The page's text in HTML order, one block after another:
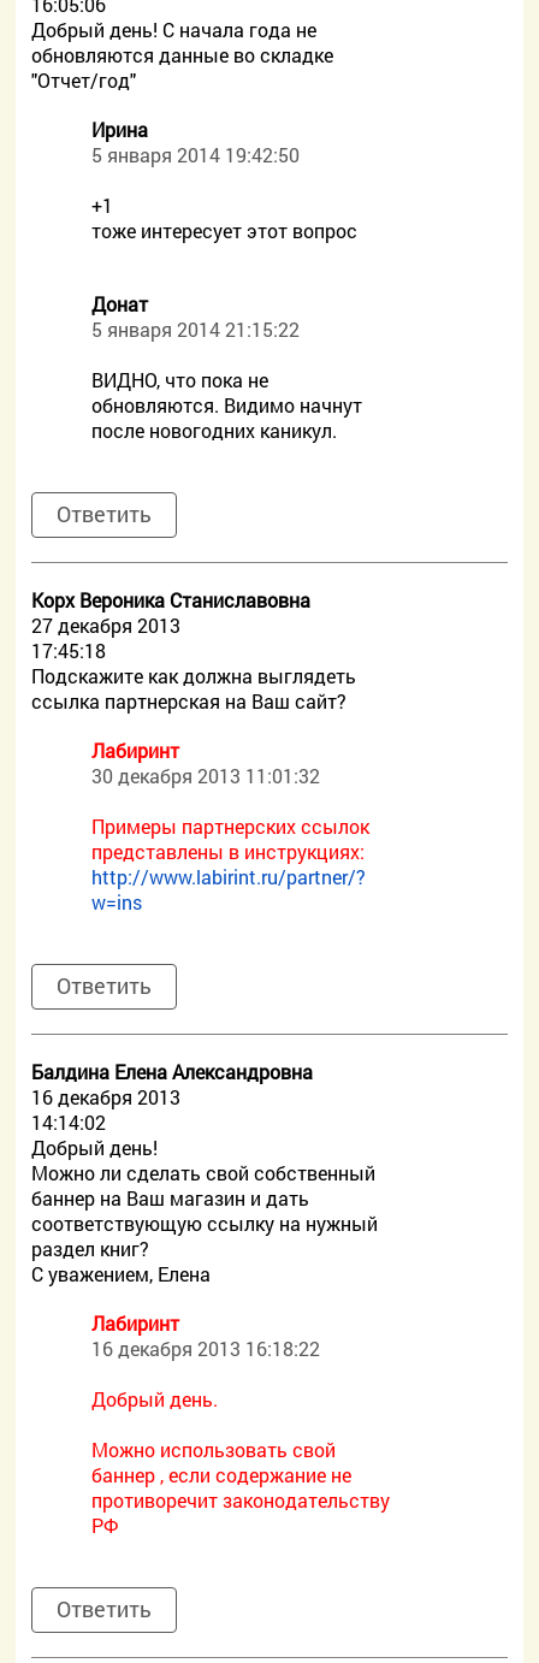
Добрый день! С начала года не
обновляются данные во складке
"Отчет/год"
Ирина
5 января 2014 19:42:50
+1
тоже интересует этот вопрос
Донат
5 января 2014 21:15:22
ВИДНО, что пока не
обновляются. Видимо начнут
после новогодних каникул.
Ответить
Корх Вероника Станиславовна
27 декабря 2013
17:45:18
Подскажите как должна выглядеть
ссылка партнерская на Ваш сайт?
Лабиринт
30 декабря 2013 11:01:32
Примеры партнерских ссылок
представлены в инструкциях:
http://www.labirint.ru/partner/?
w=ins
Ответить
Балдина Елена Александровна
16 декабря 2013
14:14:02
Добрый день!
Можно ли сделать свой собственный
баннер на Ваш магазин и дать
соответствующую ссылку на нужный
раздел книг?
С уважением, Елена
Лабиринт
16 декабря 2013 16:18:22
Добрый день.
Можно использовать свой
баннер , если содержание не
противоречит законодательству
РФ
Ответить